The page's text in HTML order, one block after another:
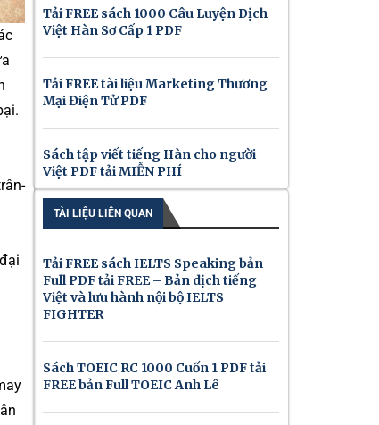
Tải FREE sách 1000 Câu Luyện Dịch
Việt Hàn Sơ Cấp 1 PDF
Tải FREE tài liệu Marketing Thương
Mại Điện Tử PDF
Sách tập viết tiếng Hàn cho người
Việt PDF tải MIỄN PHÍ
TÀI LIỆU LIÊN QUAN
Tải FREE sách IELTS Speaking bản
Full PDF tải FREE – Bản dịch tiếng
Việt và lưu hành nội bộ IELTS
FIGHTER
Sách TOEIC RC 1000 Cuốn 1 PDF tải
FREE bản Full TOEIC Anh Lê